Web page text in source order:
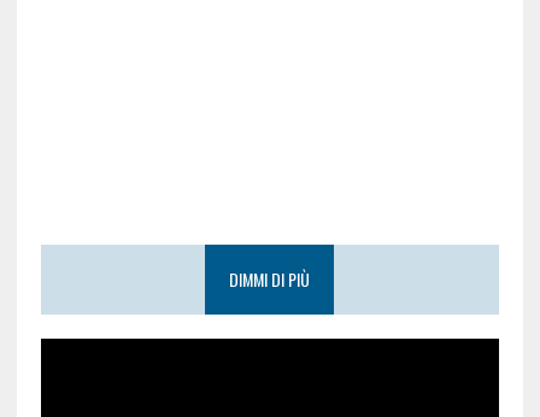
DIMMI DI PIÙ